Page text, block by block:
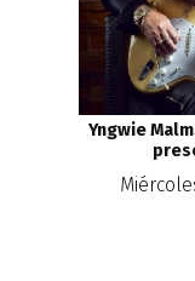
Yngwie